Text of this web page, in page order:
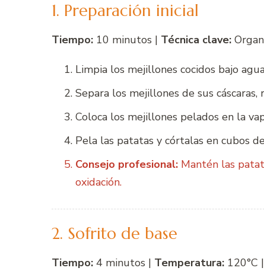
1. Preparación inicial
Tiempo: 10 minutos | Técnica clave:
Limpia los mejillones cocidos bajo
Separa los mejillones de sus
Coloca los mejillones pelados en la
Pela las patatas y córtalas en cubos
Consejo profesional: Mantén las
oxidación.
2. Sofrito de base
Tiempo: 4 minutos | Temperatura: 120°C |